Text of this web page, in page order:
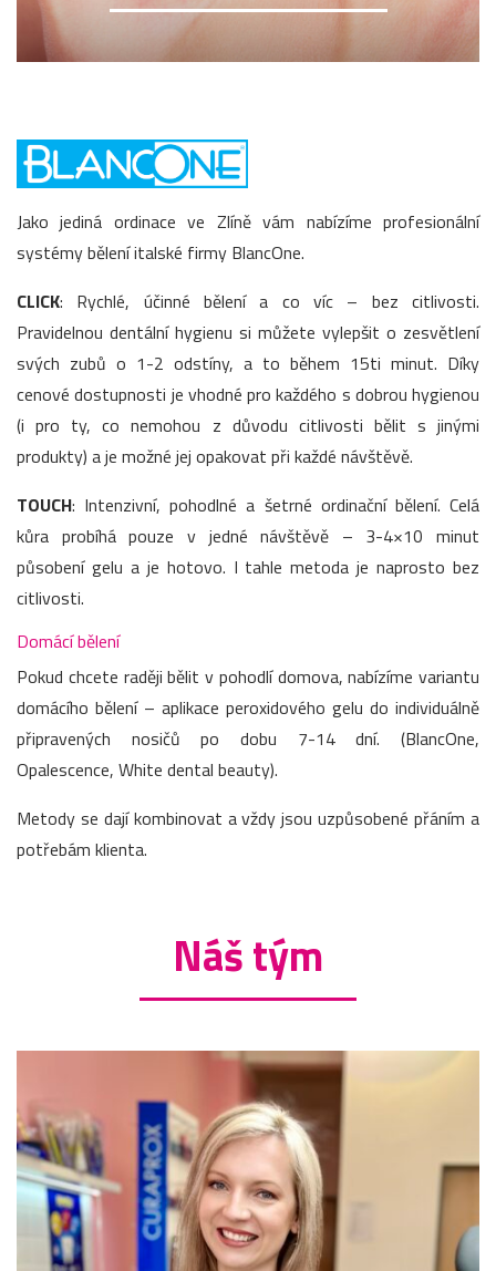
Jako jediná ordinace ve Zlíně vám nabízíme profesionální
systémy bělení italské firmy BlancOne.
CLICK: Rychlé, účinné bělení a co víc – bez citlivosti.
Pravidelnou dentální hygienu si můžete vylepšit o zesvětlení
svých zubů o 1-2 odstíny, a to během 15ti minut. Díky
cenové dostupnosti je vhodné pro každého s dobrou hygienou
(i pro ty, co nemohou z důvodu citlivosti bělit s jinými
produkty) a je možné jej opakovat při každé návštěvě.
TOUCH: Intenzivní, pohodlné a šetrné ordinační bělení. Celá
kůra probíhá pouze v jedné návštěvě – 3-4×10 minut
působení gelu a je hotovo. I tahle metoda je naprosto bez
citlivosti.
Domácí bělení
Pokud chcete raději bělit v pohodlí domova, nabízíme variantu
domácího bělení – aplikace peroxidového gelu do individuálně
připravených nosičů po dobu 7-14 dní. (BlancOne,
Opalescence, White dental beauty).
Metody se dají kombinovat a vždy jsou uzpůsobené přáním a
potřebám klienta.
Náš tým